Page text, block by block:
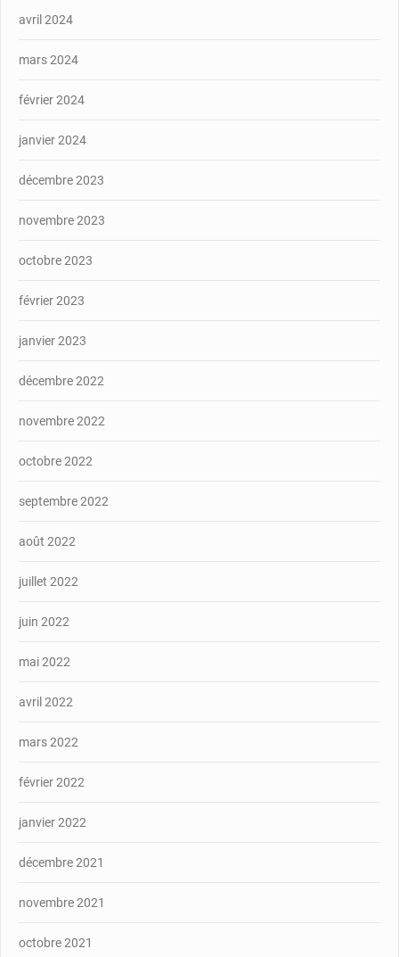
avril 2024
mars 2024
février 2024
janvier 2024
décembre 2023
novembre 2023
octobre 2023
février 2023
janvier 2023
décembre 2022
novembre 2022
octobre 2022
septembre 2022
août 2022
juillet 2022
juin 2022
mai 2022
avril 2022
mars 2022
février 2022
janvier 2022
décembre 2021
novembre 2021
octobre 2021